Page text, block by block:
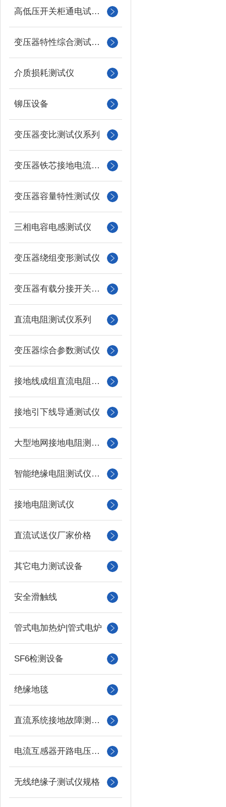
高低压开关柜通电试验台
变压器特性综合测试台系列
介质损耗测试仪
铆压设备
变压器变比测试仪系列
变压器铁芯接地电流测试仪
变压器容量特性测试仪
三相电容电感测试仪
变压器绕组变形测试仪
变压器有载分接开关测试仪
直流电阻测试仪系列
变压器综合参数测试仪
接地线成组直流电阻测试仪
接地引下线导通测试仪
大型地网接地电阻测试仪
智能绝缘电阻测试仪（兆欧表）
接地电阻测试仪
直流试送仪厂家价格
其它电力测试设备
安全滑触线
管式电加热炉|管式电炉
SF6检测设备
绝缘地毯
直流系统接地故障测试仪
电流互感器开路电压测试仪
无线绝缘子测试仪规格